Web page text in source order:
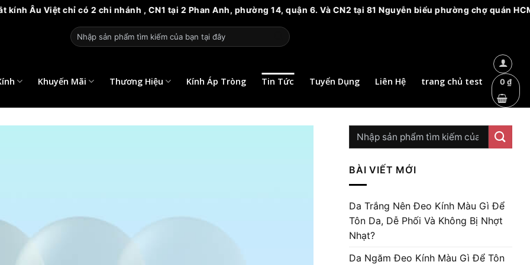
chỉ có 2 chi nhánh , CN1 tại 2 Phan Anh, phường 14, quận 6. Và CN2 tại 81 Nguyễn biểu phường chợ quán HCM. Vui
Tìm
kiếm:
Khuyến Mãi Thương Hiệu Kính Áp Tròng Tin Tức Tuyển Dụng Liên Hệ trang chủ test 0₫
BÀI VIẾT MỚI
Da Trắng Nên Đeo Kính Màu Gì Để
Tôn Da, Dễ Phối Và Không Bị Nhợt
Nhạt?
Da Ngăm Đeo Kính Màu Gì Để Tôn